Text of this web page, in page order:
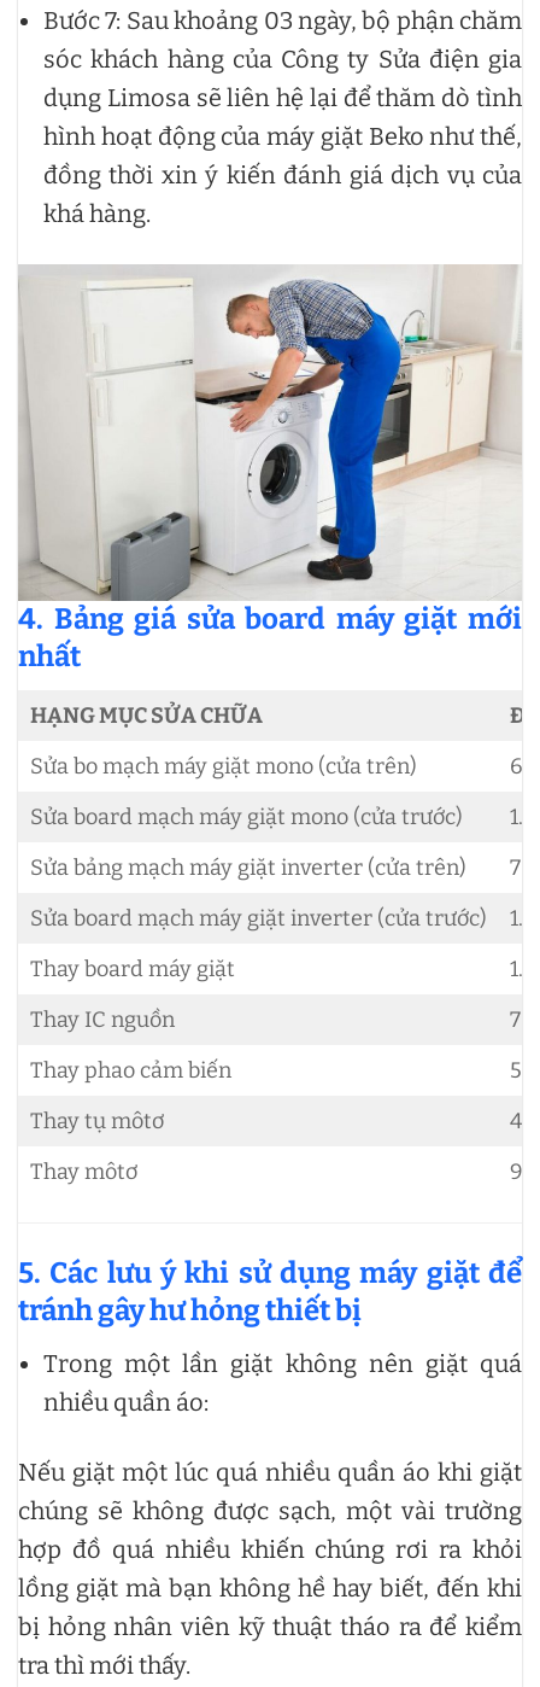
Bước 7: Sau khoảng 03 ngày, bộ phận chăm
sóc khách hàng của Công ty Sửa điện gia
dụng Limosa sẽ liên hệ lại để thăm dò tình
hình hoạt động của máy giặt Beko như thế,
đồng thời xin ý kiến đánh giá dịch vụ của
khá hàng.
4. Bảng giá sửa board máy giặt mới
nhất
HẠNG MỤC SỬA CHỮA
Sửa bo mạch máy giặt mono (cửa trên)
Sửa board mạch máy giặt mono (cửa trước)
Sửa bảng mạch máy giặt inverter (cửa trên)
Sửa board mạch máy giặt inverter (cửa trước)
Thay board máy giặt
Thay IC nguồn
Thay phao cảm biến
Thay tụ môtơ
Thay môtơ
5. Các lưu ý khi sử dụng máy giặt để
tránh gây hư hỏng thiết bị
Trong một lần giặt không nên giặt quá
nhiều quần áo:
Nếu giặt một lúc quá nhiều quần áo khi giặt
chúng sẽ không được sạch, một vài trường
hợp đồ quá nhiều khiến chúng rơi ra khỏi
lồng giặt mà bạn không hề hay biết, đến khi
bị hỏng nhân viên kỹ thuật tháo ra để kiểm
tra thì mới thấy.